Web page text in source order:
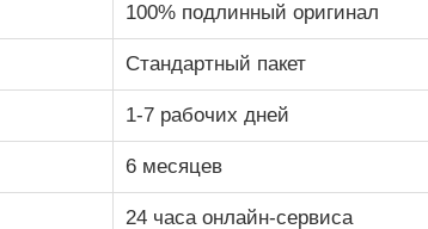
100% подлинный оригинал
Стандартный пакет
1-7 рабочих дней
6 месяцев
24 часа онлайн-сервиса